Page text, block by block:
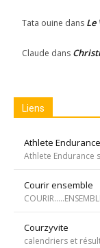
Tata ouine dans Le
Claude dans
Liens
Athlete Endurance
Courir ensemble
Courzyvite
calendriers et